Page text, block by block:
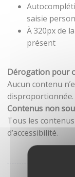
saisie
À 320px de
présent
Dérogation pour
Aucun contenu
disproportionnée.
Contenus non
Tous les
d’accessibilité.